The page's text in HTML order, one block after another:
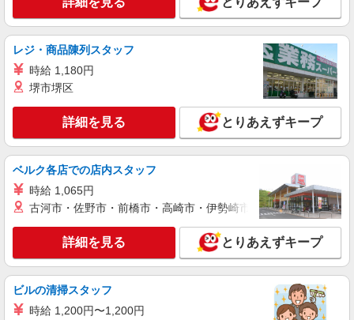
レジ・商品陳列スタッフ
時給 1,180円
堺市堺区
詳細を見る とりあえずキープ
ベルク各店での店内スタッフ
時給 1,065円
古河市・佐野市・前橋市・高崎市・伊勢崎市・太田市・館林市
詳細を見る とりあえずキープ
ビルの清掃スタッフ
時給 1,200円〜1,200円